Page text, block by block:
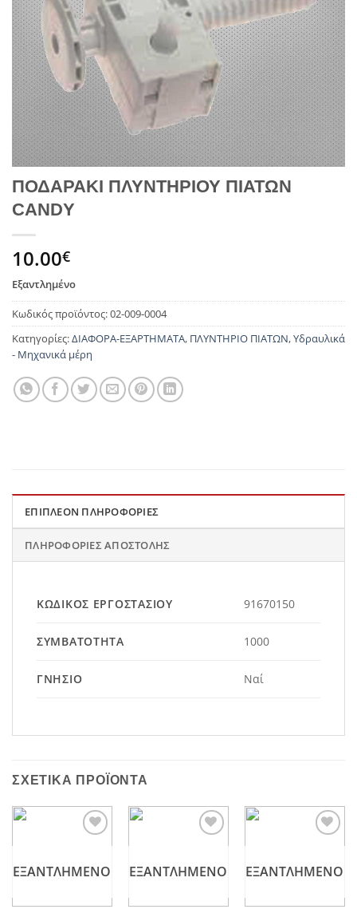
ΠΟΔΑΡΑΚΙ ΠΛΥΝΤΗΡΙΟΥ ΠΙΑΤΩΝ
CANDY
10.00€
Εξαντλημένο
Κωδικός προϊόντος:02-009-0004
Κατηγορίες:ΔΙΑΦΟΡΑ-ΕΞΑΡΤΗΜΑΤΑ, ΠΛΥΝΤΗΡΙΟ ΠΙΑΤΩΝ,Υδραυλικά
- Μηχανικά μέρη
ΕΠΙΠΛΈΟΝ ΠΛΗΡΟΦΟΡΊΕΣ
ΠΛΗΡΟΦΟΡΊΕΣ ΑΠΟΣΤΟΛΉΣ
ΚΩΔΙΚΌΣ ΕΡΓΟΣΤΑΣΊΟΥ 91670150
ΣΥΜΒΑΤΌΤΗΤΑ 1000
ΓΝΉΣΙΟ Ναί
ΣΧΕΤΙΚΆ ΠΡΟΪΌΝΤΑ
ΕΞΑΝΤΛΗΜΈΝΟ ΕΞΑΝΤΛΗΜΈΝΟ ΕΞΑΝΤΛΗΜΈΝΟ